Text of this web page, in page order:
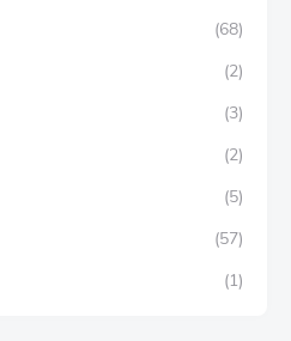
(68)
(2)
(3)
(2)
(5)
(57)
(1)